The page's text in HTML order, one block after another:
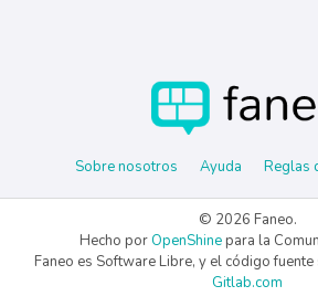
Sobre nosotros Ayuda Reglas
© 2026 Faneo.
Hecho porOpenShine para la
Faneo es Software Libre, y el código
Gitlab.com